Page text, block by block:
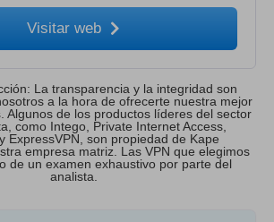
Visitar web
La transparencia y la integridad son
a la hora de ofrecerte nuestra mejor
Algunos de los productos líderes del sector
como Intego, Private Internet Access,
ExpressVPN, son propiedad de Kape
empresa matriz. Las VPN que elegimos
de un examen exhaustivo por parte del
analista.